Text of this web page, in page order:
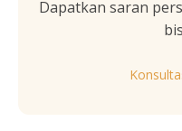
Dapatkan saran